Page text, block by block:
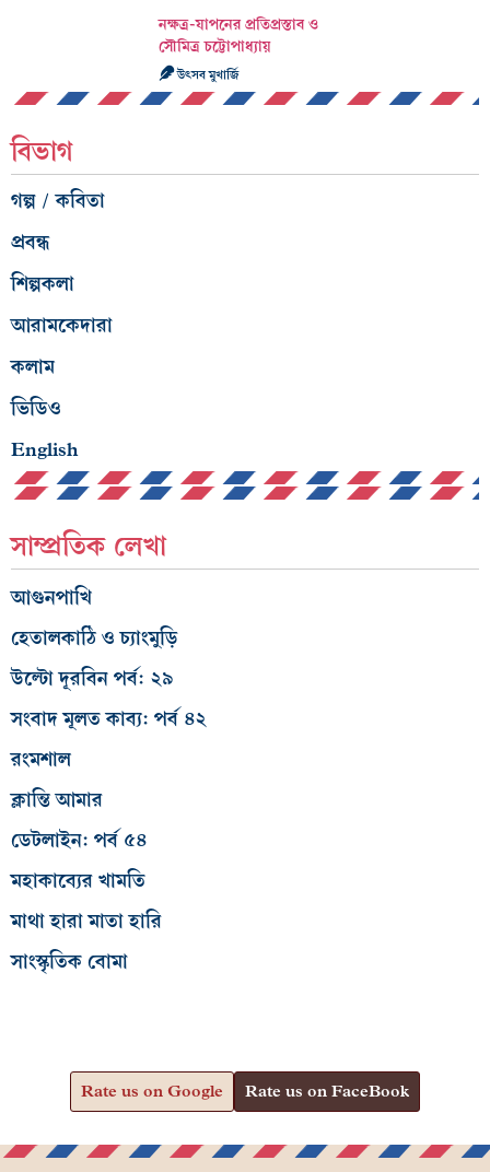
নক্ষত্র-যাপনের প্রতিপ্রস্তাব ও
সৌমিত্র চট্টোপাধ্যায়
উৎসব মুখার্জি
বিভাগ
গল্প / কবিতা
প্রবন্ধ
শিল্পকলা
আরামকেদারা
কলাম
ভিডিও
English
সাম্প্রতিক লেখা
আগুনপাখি
হেতালকাঠি ও চ্যাংমুড়ি
উল্টো দূরবিন পর্ব: ২৯
সংবাদ মূলত কাব্য: পর্ব ৪২
রংমশাল
ক্লান্তি আমার
ডেটলাইন: পর্ব ৫৪
মহাকাব্যের খামতি
মাথা হারা মাতা হারি
সাংস্কৃতিক বোমা
Rate us on Google Rate us on FaceBook